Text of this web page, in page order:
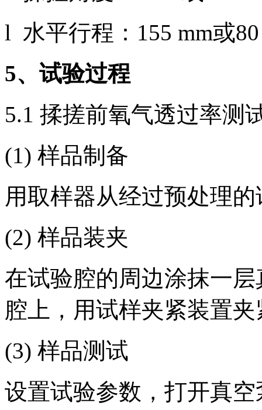
l 水平行程：155 mm或80
5、试验过程
5.1 揉搓前氧气透过率测
(1) 样品制备
用取样器从经过预处理
(2) 样品装夹
在试验腔的周边涂抹一
腔上，用试样夹紧装置
(3) 样品测试
设置试验参数，打开真